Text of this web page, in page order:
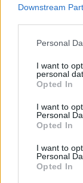
Downstream
Personal
I want to
personal
Opted In
I want to
Personal
Opted In
I want to
Personal
Opted In
Már csak pár napot
augusztus 27-én
Érettségi-felvételi
Mire
legnépszerűbb
Hamarosan
lássuk, hány diákot
államilag